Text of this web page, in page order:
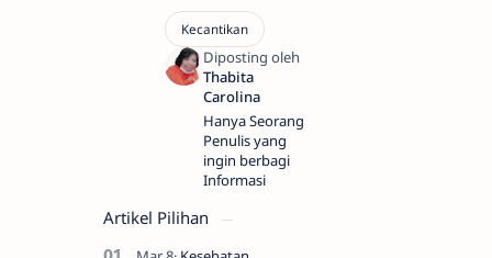
Hanya Seorang
Penulis yang
ingin berbagi
Informasi
Artikel Pilihan